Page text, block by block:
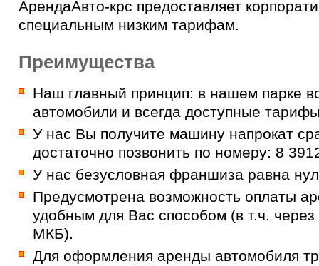
АрендаАвто-крс предоставляет
специальным низким тарифам.
Преимущества
Наш главный принцип: в нашем парке
автомобили и всегда доступные
У нас Вы получите машину напрокат
достаточно позвонить по номеру: 8
У нас безусловная франшиза равна
Предусмотрена возможность оплаты
удобным для Вас способом (в т.ч.
МКБ).
Для оформления аренды автомобиля